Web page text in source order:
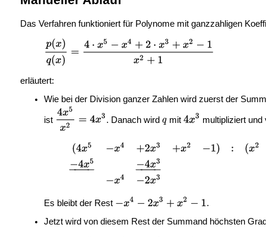
Das Verfahren funktioniert für Polynome mit ganzzahligen
erläutert:
Wie bei der Division ganzer Zahlen wird zuerst der
ist . Danach wird mit multipliziert
Es bleibt der Rest
.
Jetzt wird von diesem Rest der Summand höchsten